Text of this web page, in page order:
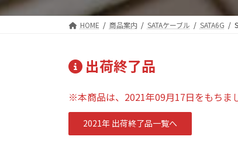
HOME 商品案内 SATAケーブル SATA6G
出荷終了品
※本商品は、2021年09月17日をもちま
2021年 出荷終了品一覧へ